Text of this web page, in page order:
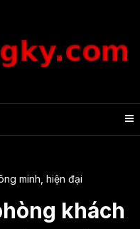
minh, hiện đại
khách